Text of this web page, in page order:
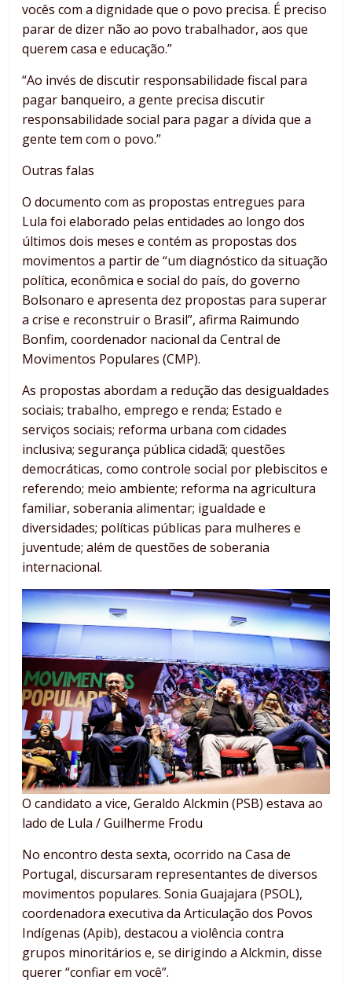
vocês com a dignidade que o povo precisa. É preciso
parar de dizer não ao povo trabalhador, aos que
querem casa e educação.”
“Ao invés de discutir responsabilidade fiscal para
pagar banqueiro, a gente precisa discutir
responsabilidade social para pagar a dívida que a
gente tem com o povo.”
Outras falas
O documento com as propostas entregues para
Lula foi elaborado pelas entidades ao longo dos
últimos dois meses e contém as propostas dos
movimentos a partir de “um diagnóstico da situação
política, econômica e social do país, do governo
Bolsonaro e apresenta dez propostas para superar
a crise e reconstruir o Brasil”, afirma Raimundo
Bonfim, coordenador nacional da Central de
Movimentos Populares (CMP).
As propostas abordam a redução das desigualdades
sociais; trabalho, emprego e renda; Estado e
serviços sociais; reforma urbana com cidades
inclusiva; segurança pública cidadã; questões
democráticas, como controle social por plebiscitos e
referendo; meio ambiente; reforma na agricultura
familiar, soberania alimentar; igualdade e
diversidades; políticas públicas para mulheres e
juventude; além de questões de soberania
internacional.
O candidato a vice, Geraldo Alckmin (PSB) estava ao
lado de Lula / Guilherme Frodu
No encontro desta sexta, ocorrido na Casa de
Portugal, discursaram representantes de diversos
movimentos populares. Sonia Guajajara (PSOL),
coordenadora executiva da Articulação dos Povos
Indígenas (Apib), destacou a violência contra
grupos minoritários e, se dirigindo a Alckmin, disse
querer “confiar em você”.